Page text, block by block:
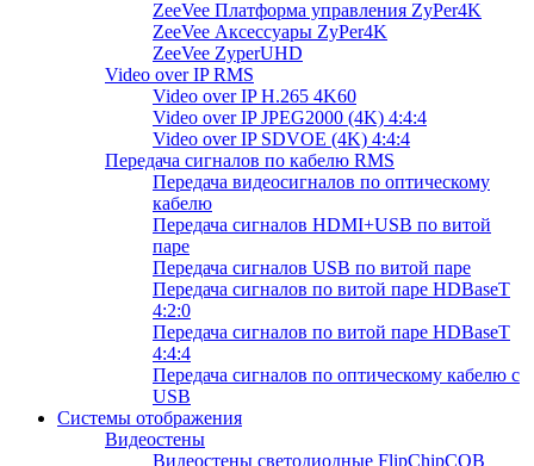
ZeeVee Платформа управления ZyPer4K
ZeeVee Аксессуары ZyPer4K
ZeeVee ZyperUHD
Video over IP RMS
Video over IP H.265 4K60
Video over IP JPEG2000 (4K) 4:4:4
Video over IP SDVOE (4K) 4:4:4
Передача сигналов по кабелю RMS
Передача видеосигналов по оптическому
кабелю
Передача сигналов HDMI+USB по витой
паре
Передача сигналов USB по витой паре
Передача сигналов по витой паре HDBaseT
4:2:0
Передача сигналов по витой паре HDBaseT
4:4:4
Передача сигналов по оптическому кабелю с
USB
Системы отображения
Видеостены
Видеостены светодиодные FlipChipCOB